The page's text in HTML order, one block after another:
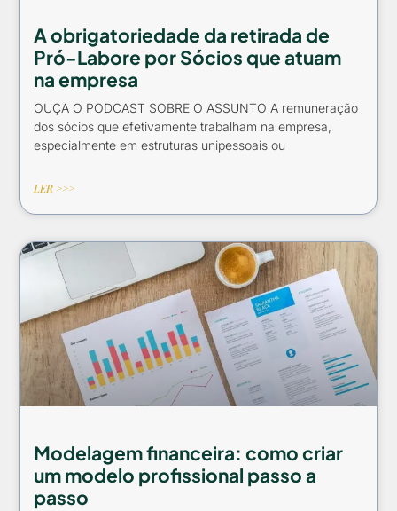
A obrigatoriedade da retirada de
Pró-Labore por Sócios que atuam
na empresa
OUÇA O PODCAST SOBRE O ASSUNTO A remuneração
dos sócios que efetivamente trabalham na empresa,
especialmente em estruturas unipessoais ou
LER >>>
Modelagem financeira: como criar
um modelo profissional passo a
passo